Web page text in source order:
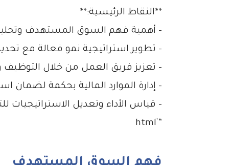
**النقاط الرئيسية:**
– أهمية فهم السوق المستهدف
– تطوير استراتيجية نمو فعالة مع
– تعزيز فريق العمل من خلال التوظيف
– إدارة الموارد المالية بحكمة لضمان
– قياس الأداء وتعديل
“`html